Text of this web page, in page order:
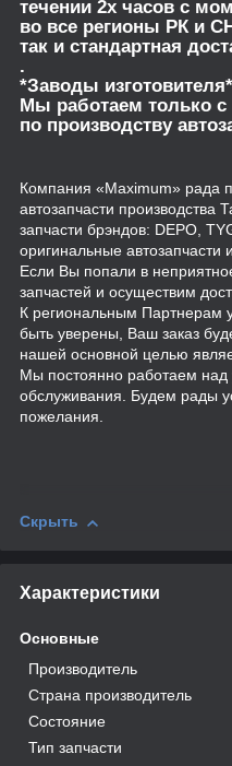
течении 2х часов с
во все регионы РК и
так и стандартная
.
*Заводы изготовителя*
Мы работаем только
по производству
Компания «Maximum» рада
автозапчасти производства
запчасти брэндов: DEPO,
оригинальные
Если Вы попали в
запчастей и осуществим
К региональным Партнерам
быть уверены, Ваш заказ
нашей основной целью
Мы постоянно работаем над
обслуживания. Будем рады
пожелания.
Скрыть
Характеристики
Основные
Производитель
Страна производитель
Состояние
Тип запчасти